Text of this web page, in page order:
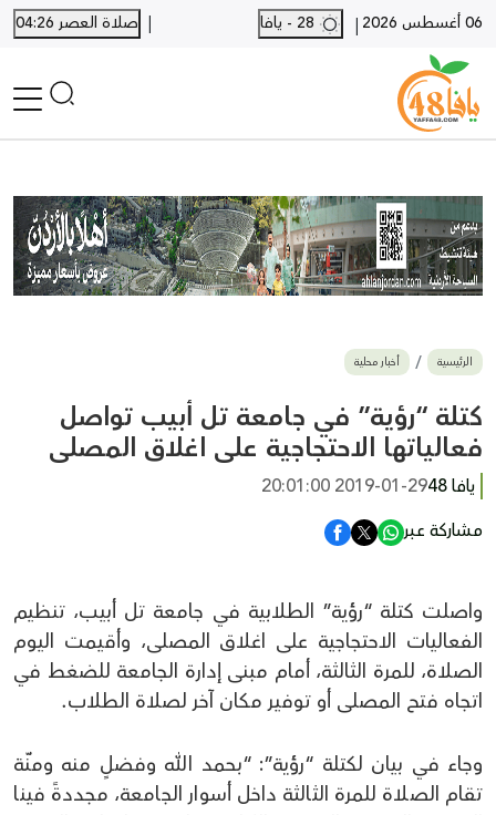
06 أغسطس 2026 |
| صلاة العصر 04:26
أخبار محلية
أخبار يافا
SHORTS
أخبار اللد والرملة
بيع وشراء
أخبار القدس
وفيات
المزيد
ارسل خبر
الرئيسية أخبار محلية
كتلة “رؤية” في جامعة تل أبيب تواصل
فعالياتها الاحتجاجية على اغلاق المصلى
يافا 48
2019-01-29 20:01:00
مشاركة عبر
واصلت كتلة “رؤية” الطلابية في جامعة تل أبيب، تنظيم
الفعاليات الاحتجاجية على اغلاق المصلى، وأقيمت اليوم
الصلاة، للمرة الثالثة، أمام مبنى إدارة الجامعة للضغط في
اتجاه فتح المصلى أو توفير مكان آخر لصلاة الطلاب.
وجاء في بيان لكتلة “رؤية”: “بحمد الله وفضلٍ منه ومنّة
تقام الصلاة للمرة الثالثة داخل أسوار الجامعة، مجددةً فينا